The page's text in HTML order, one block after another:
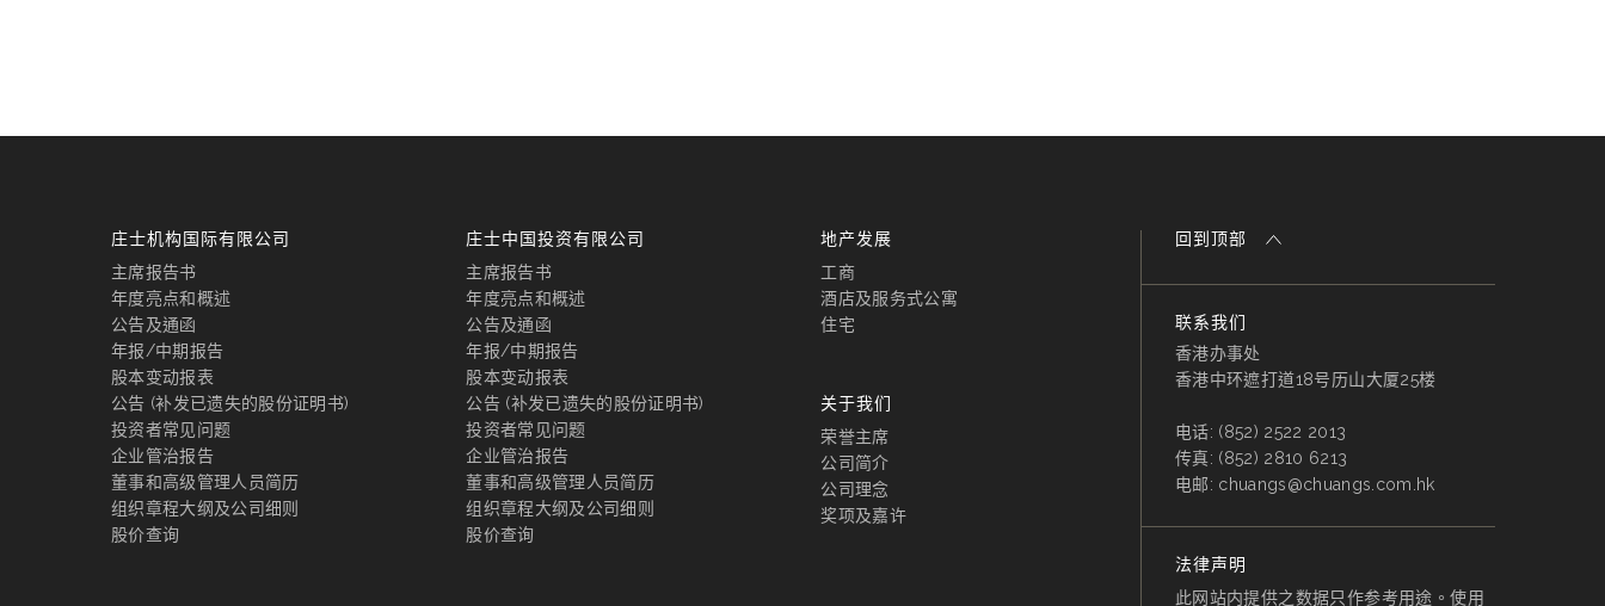
庄士机构国际有限公司
主席报告书
年度亮点和概述
公告及通函
年报/中期报告
股本变动报表
公告 (补发已遗失的股份证明书)
投资者常见问题
企业管治报告
董事和高级管理人员简历
组织章程大纲及公司细则
股价查询
庄士中国投资有限公司
主席报告书
年度亮点和概述
公告及通函
年报/中期报告
股本变动报表
公告 (补发已遗失的股份证明书)
投资者常见问题
企业管治报告
董事和高级管理人员简历
组织章程大纲及公司细则
股价查询
地产发展
工商
酒店及服务式公寓
住宅
关于我们
荣誉主席
公司简介
公司理念
奖项及嘉许
回到顶部
联系我们
香港办事处
香港中环遮打道18号历山大厦25楼
电话: (852) 2522 2013
传真: (852) 2810 6213
电邮: chuangs@chuangs.com.hk
法律声明
此网站内提供之数据只作参考用途。使用